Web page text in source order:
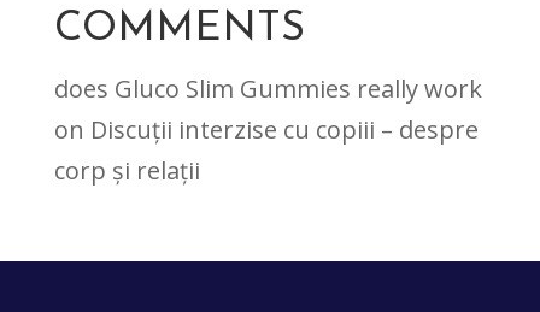
COMMENTS
does Gluco Slim Gummies really work
on Discuții interzise cu copiii – despre
corp și relații